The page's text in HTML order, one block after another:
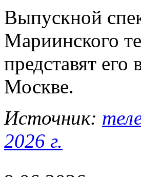
Выпускной
Мариинского
представят
Москве.
Источник:
2026 г.